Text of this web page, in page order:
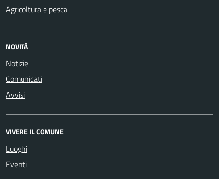
Agricoltura e pesca
NOVITÀ
Notizie
Comunicati
Avvisi
VIVERE IL COMUNE
Luoghi
Eventi